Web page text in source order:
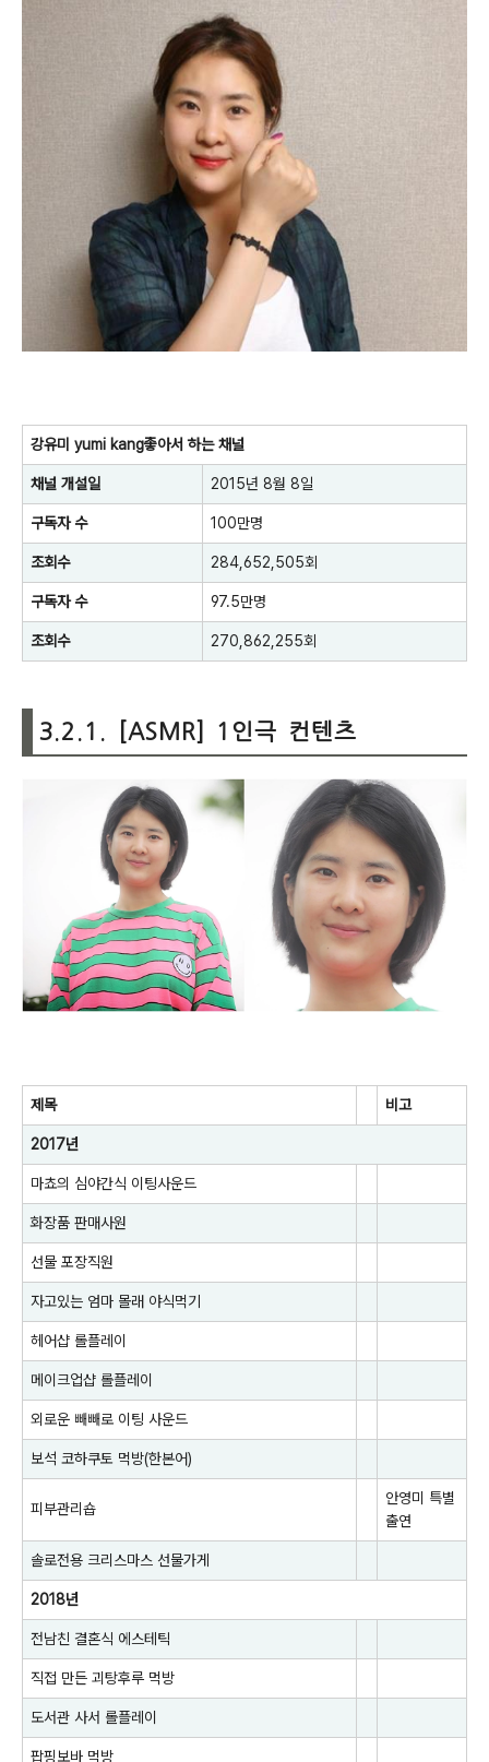
강유미 yumi kang좋아서 하는 채널
채널 개설일 2015년 8월 8일
구독자 수 100만명
조회수 284,652,505회
구독자 수 97.5만명
조회수 270,862,255회
3.2.1. [ASMR] 1인극 컨텐츠
제목 비고
2017년
마쵸의 심야간식 이팅사운드
화장품 판매사원
선물 포장직원
자고있는 엄마 몰래 야식먹기
헤어샵 롤플레이
메이크업샵 롤플레이
외로운 빼빼로 이팅 사운드
보석 코하쿠토 먹방(한본어)
피부관리숍
안영미
특별
출연
솔로전용 크리스마스 선물가게
2018년
전남친 결혼식 에스테틱
직접 만든 괴탕후루 먹방
도서관 사서 롤플레이
팝핑보바 먹방